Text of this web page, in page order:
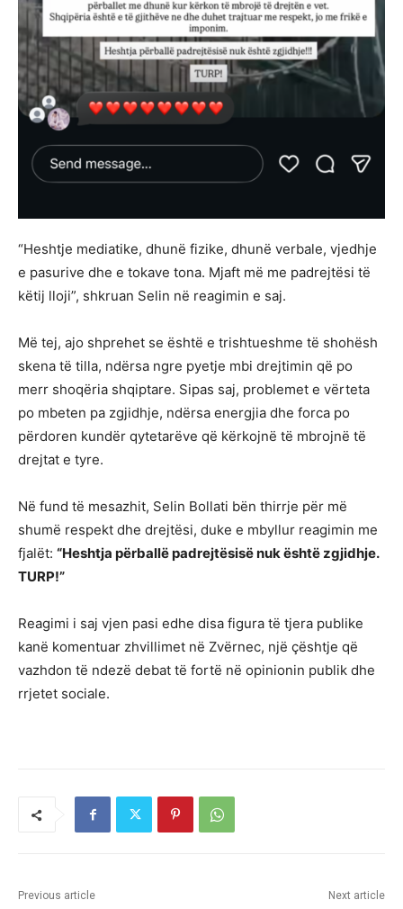
“Heshtje mediatike, dhunë fizike, dhunë verbale, vjedhje
e pasurive dhe e tokave tona. Mjaft më me padrejtësi të
këtij lloji”, shkruan Selin në reagimin e saj.
Më tej, ajo shprehet se është e trishtueshme të shohësh
skena të tilla, ndërsa ngre pyetje mbi drejtimin që po
merr shoqëria shqiptare. Sipas saj, problemet e vërteta
po mbeten pa zgjidhje, ndërsa energjia dhe forca po
përdoren kundër qytetarëve që kërkojnë të mbrojnë të
drejtat e tyre.
Në fund të mesazhit, Selin Bollati bën thirrje për më
shumë respekt dhe drejtësi, duke e mbyllur reagimin me
fjalët: “Heshtja përballë padrejtësisë nuk është zgjidhje.
TURP!”
Reagimi i saj vjen pasi edhe disa figura të tjera publike
kanë komentuar zhvillimet në Zvërnec, një çështje që
vazhdon të ndezë debat të fortë në opinionin publik dhe
rrjetet sociale.
Previous article Next article